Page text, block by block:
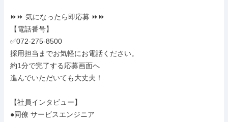
⏩⏩ 気になったら即応募 ⏩⏩
【電話番号】
✅072-275-8500
採用担当までお気軽にお電話ください。
約1分で完了する応募画面へ
進んでいただいても大丈夫！
【社員インタビュー】
●同僚 サービスエンジニア